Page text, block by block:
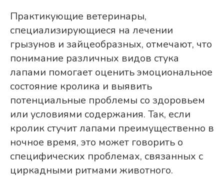
Практикующие ветеринары,
специализирующиеся на лечении
грызунов и зайцеобразных, отмечают, что
понимание различных видов стука
лапами помогает оценить эмоциональное
состояние кролика и выявить
потенциальные проблемы со здоровьем
или условиями содержания. Так, если
кролик стучит лапами преимущественно в
ночное время, это может говорить о
специфических проблемах, связанных с
циркадными ритмами животного.